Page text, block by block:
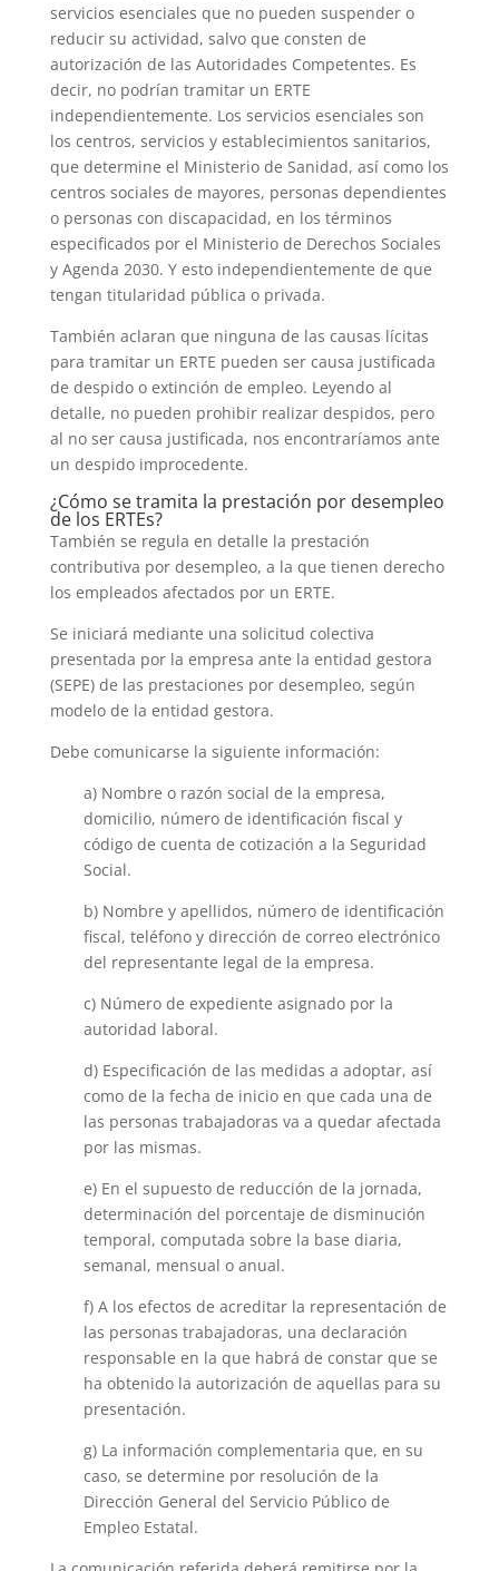
servicios esenciales que no pueden suspender o
reducir su actividad, salvo que consten de
autorización de las Autoridades Competentes. Es
decir, no podrían tramitar un ERTE
independientemente. Los servicios esenciales son
los centros, servicios y establecimientos sanitarios,
que determine el Ministerio de Sanidad, así como los
centros sociales de mayores, personas dependientes
o personas con discapacidad, en los términos
especificados por el Ministerio de Derechos Sociales
y Agenda 2030. Y esto independientemente de que
tengan titularidad pública o privada.
También aclaran que ninguna de las causas lícitas
para tramitar un ERTE pueden ser causa justificada
de despido o extinción de empleo. Leyendo al
detalle, no pueden prohibir realizar despidos, pero
al no ser causa justificada, nos encontraríamos ante
un despido improcedente.
¿Cómo se tramita la prestación por desempleo
de los ERTEs?
También se regula en detalle la prestación
contributiva por desempleo, a la que tienen derecho
los empleados afectados por un ERTE.
Se iniciará mediante una solicitud colectiva
presentada por la empresa ante la entidad gestora
(SEPE) de las prestaciones por desempleo, según
modelo de la entidad gestora.
Debe comunicarse la siguiente información:
a) Nombre o razón social de la empresa,
domicilio, número de identificación fiscal y
código de cuenta de cotización a la Seguridad
Social.
b) Nombre y apellidos, número de identificación
fiscal, teléfono y dirección de correo electrónico
del representante legal de la empresa.
c) Número de expediente asignado por la
autoridad laboral.
d) Especificación de las medidas a adoptar, así
como de la fecha de inicio en que cada una de
las personas trabajadoras va a quedar afectada
por las mismas.
e) En el supuesto de reducción de la jornada,
determinación del porcentaje de disminución
temporal, computada sobre la base diaria,
semanal, mensual o anual.
f) A los efectos de acreditar la representación de
las personas trabajadoras, una declaración
responsable en la que habrá de constar que se
ha obtenido la autorización de aquellas para su
presentación.
g) La información complementaria que, en su
caso, se determine por resolución de la
Dirección General del Servicio Público de
Empleo Estatal.